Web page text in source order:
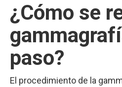
¿Cómo se
paso?
El procedimiento de la